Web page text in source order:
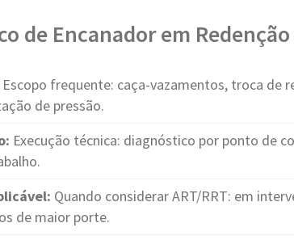
de Encanador em Redenção
Escopo frequente: caça-vazamentos, troca de
de pressão.
Execução técnica: diagnóstico por ponto de
Quando considerar ART/RRT: em
de maior porte.